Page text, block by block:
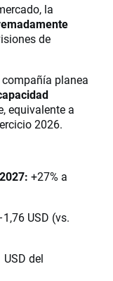
la
de
planea
equivalente a
2026.
+27% a
USD (vs.
USD del